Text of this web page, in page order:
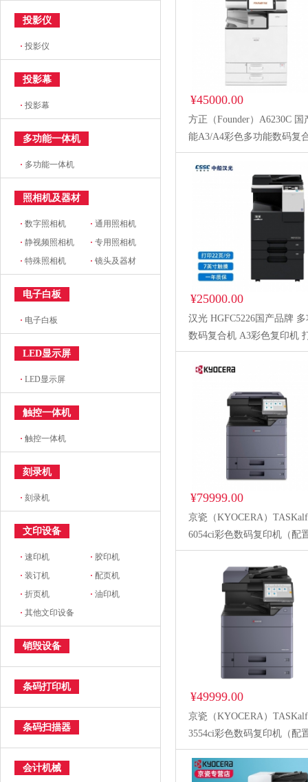
投影仪
·投影仪
投影幕
·投影幕
多功能一体机
· 多功能一体机
照相机及器材
·数字照相机 ·通用照相机
·静视频照相机 ·专用照相机
·特殊照相机 ·镜头及器材
电子白板
· 电子白板
LED显示屏
·LED显示屏
触控一体机
·触控一体机
刻录机
·刻录机
文印设备
·速印机 · 胶印机
·装订机 · 配页机
·折页机 ·油印机
·其他文印设备
销毁设备
条码打印机
条码扫描器
会计机械
¥45000.00
方正（Founder）A6230C 国
能A3/A4彩色多功能数码复
打印/复印/扫描
¥25000.00
汉光 HGFC5226国产品牌
数码复合机 A3彩色复印机
复印/扫描（可适配国产操
统）官方标配
¥79999.00
京瓷（KYOCERA）
6054ci彩色数码复印机（配
面输稿器+原装纸柜+扫描扩
件+三年质保）
¥49999.00
京瓷（KYOCERA）
3554ci彩色数码复印机（配
面输稿器、四纸盒、三年质